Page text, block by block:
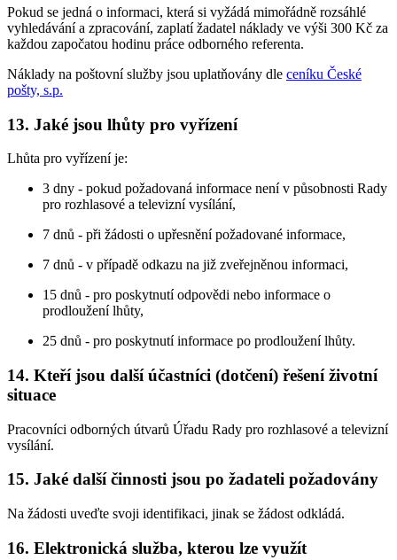
Pokud se jedná o informaci, která si vyžádá mimořádně rozsáhlé
vyhledávání a zpracování, zaplatí žadatel náklady ve výši 300 Kč za
každou započatou hodinu práce odborného referenta.
Náklady na poštovní služby jsou uplatňovány dle ceníku České
pošty, s.p.
13. Jaké jsou lhůty pro vyřízení
Lhůta pro vyřízení je:
3 dny - pokud požadovaná informace není v působnosti Rady
pro rozhlasové a televizní vysílání,
7 dnů - při žádosti o upřesnění požadované informace,
7 dnů - v případě odkazu na již zveřejněnou informaci,
15 dnů - pro poskytnutí odpovědi nebo informace o
prodloužení lhůty,
25 dnů - pro poskytnutí informace po prodloužení lhůty.
14. Kteří jsou další účastníci (dotčení) řešení životní
situace
Pracovníci odborných útvarů Úřadu Rady pro rozhlasové a televizní
vysílání.
15. Jaké další činnosti jsou po žadateli požadovány
Na žádosti uveďte svoji identifikaci, jinak se žádost odkládá.
16. Elektronická služba, kterou lze využít